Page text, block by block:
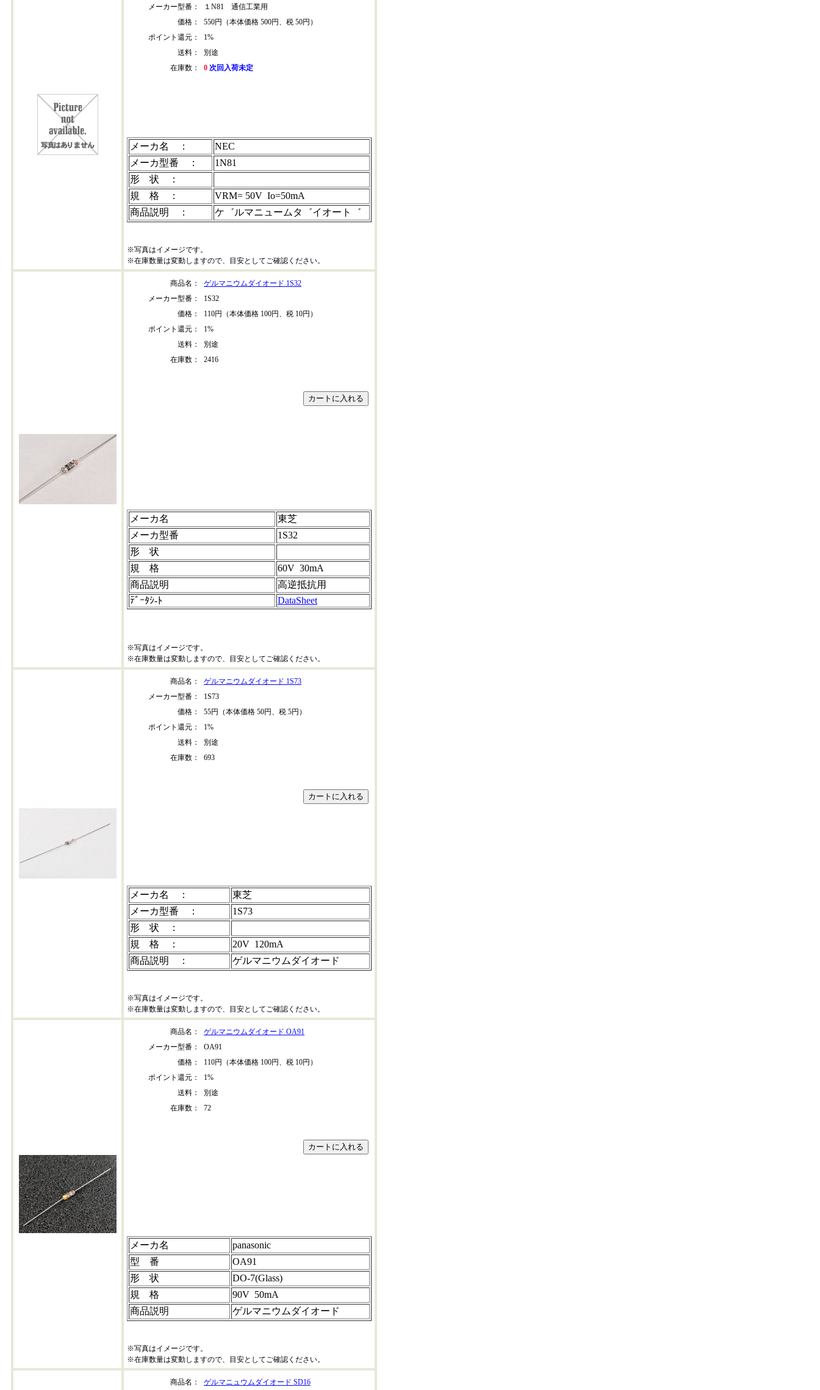
メーカー型番：
１N81 通信工業用
価格：
550円（本体価格 500円、税 50円）
ポイント還元：
1%
送料：
別途
在庫数：
0 次回入荷未定
メーカ名 ：
NEC
メーカ型番 ：
1N81
形 状 ：
規 格 ：
VRM= 50V Io=50mA
商品説明 ：
ケ゛ルマニュームタ゛イオート゛
※写真はイメージです。
※在庫数量は変動しますので、目安としてご確認ください。
商品名：
ゲルマニウムダイオード 1S32
メーカー型番：
1S32
価格：
110円（本体価格 100円、税 10円）
ポイント還元：
1%
送料：
別途
在庫数：
2416
メーカ名
東芝
メーカ型番
1S32
形 状
規 格
60V 30mA
商品説明
高逆抵抗用
ﾃﾞｰﾀｼ-ﾄ
DataSheet
※写真はイメージです。
※在庫数量は変動しますので、目安としてご確認ください。
商品名：
ゲルマニウムダイオード 1S73
メーカー型番：
1S73
価格：
55円（本体価格 50円、税 5円）
ポイント還元：
1%
送料：
別途
在庫数：
693
メーカ名 ：
東芝
メーカ型番 ：
1S73
形 状 ：
規 格 ：
20V 120mA
商品説明 ：
ゲルマニウムダイオード
※写真はイメージです。
※在庫数量は変動しますので、目安としてご確認ください。
商品名：
ゲルマニウムダイオード OA91
メーカー型番：
OA91
価格：
110円（本体価格 100円、税 10円）
ポイント還元：
1%
送料：
別途
在庫数：
72
メーカ名
panasonic
型 番
OA91
形 状
DO-7(Glass)
規 格
90V 50mA
商品説明
ゲルマニウムダイオード
※写真はイメージです。
※在庫数量は変動しますので、目安としてご確認ください。
商品名： ゲルマニュウムダイオード SD16